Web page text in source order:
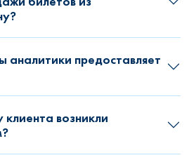
аналитики предоставляет
клиента возникли